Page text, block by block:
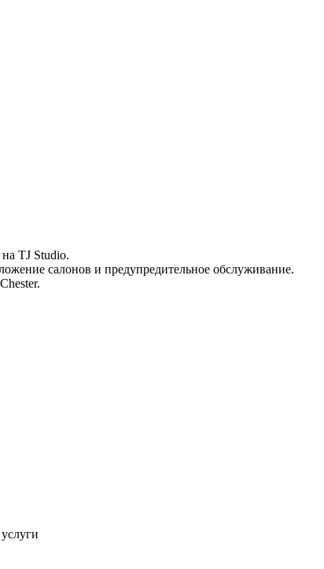
TJ Studio.
салонов и предупредительное обслуживание.